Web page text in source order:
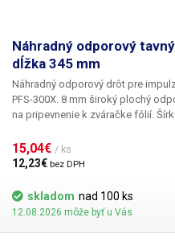
Náhradný odporový
dĺžka 345 mm
Náhradný odporový drôt pre
PFS-300X. 8 mm široký plochý
na pripevnenie k zváračke fólií.
15,04€ / ks
12,23€ bez DPH
skladom nad 100 ks
12.08.2026 môže byť u Vás